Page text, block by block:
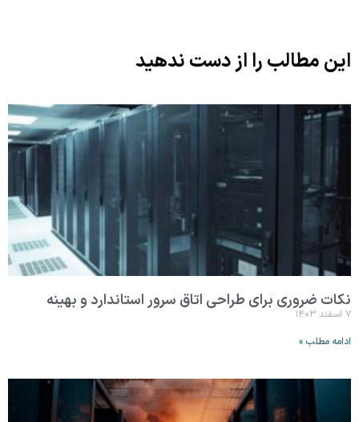
این مطالب را از دست ندهید
نکات ضروری برای طراحی اتاق سرور استاندارد و بهینه
۷ اسفند ۱۴۰۳
ادامه مطلب »